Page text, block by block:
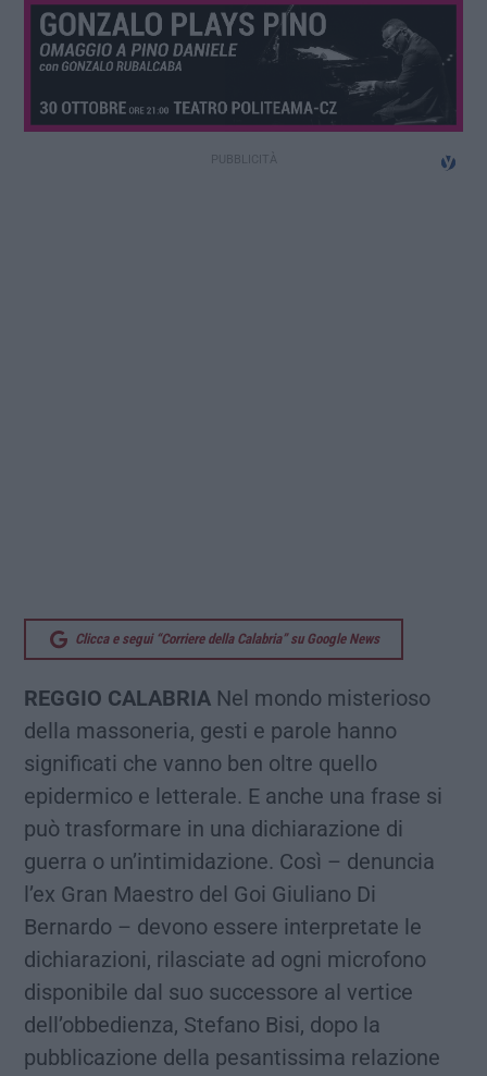
Clicca e segui “Corriere della Calabria” su Google News
REGGIO CALABRIA Nel mondo misterioso
della massoneria, gesti e parole hanno
significati che vanno ben oltre quello
epidermico e letterale. E anche una frase si
può trasformare in una dichiarazione di
guerra o un’intimidazione. Così – denuncia
l’ex Gran Maestro del Goi Giuliano Di
Bernardo – devono essere interpretate le
dichiarazioni, rilasciate ad ogni microfono
disponibile dal suo successore al vertice
dell’obbedienza, Stefano Bisi, dopo la
pubblicazione della pesantissima relazione